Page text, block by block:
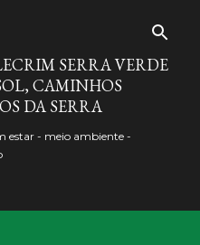
SERRA VERDE
CAMINHOS
DA SERRA
estar - meio ambiente -